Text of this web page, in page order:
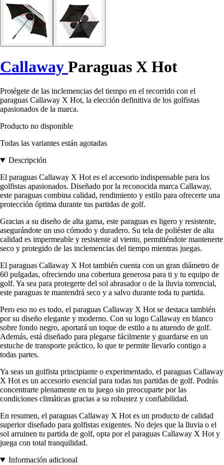
Callaway Paraguas X Hot
Protégete de las inclemencias del tiempo en el recorrido con el
paraguas Callaway X Hot, la elección definitiva de los golfistas
apasionados de la marca.
Producto no disponible
Todas las variantes están agotadas
Descripción
El paraguas Callaway X Hot es el accesorio indispensable para los
golfistas apasionados. Diseñado por la reconocida marca Callaway,
este paraguas combina calidad, rendimiento y estilo para ofrecerte una
protección óptima durante tus partidas de golf.
Gracias a su diseño de alta gama, este paraguas es ligero y resistente,
asegurándote un uso cómodo y duradero. Su tela de poliéster de alta
calidad es impermeable y resistente al viento, permitiéndote mantenerte
seco y protegido de las inclemencias del tiempo mientras juegas.
El paraguas Callaway X Hot también cuenta con un gran diámetro de
60 pulgadas, ofreciendo una cobertura generosa para ti y tu equipo de
golf. Ya sea para protegerte del sol abrasador o de la lluvia torrencial,
este paraguas te mantendrá seco y a salvo durante toda tu partida.
Pero eso no es todo, el paraguas Callaway X Hot se destaca también
por su diseño elegante y moderno. Con su logo Callaway en blanco
sobre fondo negro, aportará un toque de estilo a tu atuendo de golf.
Además, está diseñado para plegarse fácilmente y guardarse en un
estuche de transporte práctico, lo que te permite llevarlo contigo a
todas partes.
Ya seas un golfista principiante o experimentado, el paraguas Callaway
X Hot es un accesorio esencial para todas tus partidas de golf. Podrás
concentrarte plenamente en tu juego sin preocuparte por las
condiciones climáticas gracias a su robustez y confiabilidad.
En resumen, el paraguas Callaway X Hot es un producto de calidad
superior diseñado para golfistas exigentes. No dejes que la lluvia o el
sol arruinen tu partida de golf, opta por el paraguas Callaway X Hot y
juega con total tranquilidad.
Información adicional